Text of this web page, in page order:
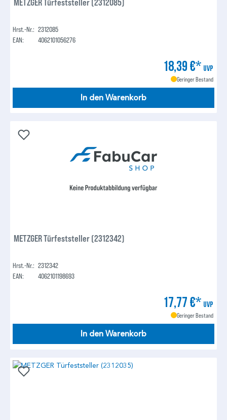
Hrst.-Nr.: 2312085
EAN:
4062101056276
18,39 €* UVP
Geringer Bestand
In den Warenkorb
METZGER Türfeststeller (2312342)
Hrst.-Nr.: 2312342
EAN:
4062101198693
17,77 €* UVP
Geringer Bestand
In den Warenkorb